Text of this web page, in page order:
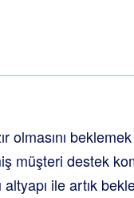
olmasını
müşteri destek
ile artık